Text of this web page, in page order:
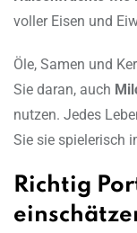
voller Eisen und
Öle, Samen und
Sie daran, auch
nutzen. Jedes
Sie sie spielerisch
Richtig